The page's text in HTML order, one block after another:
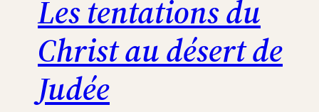
Les tentations du
Christ au désert de
Judée